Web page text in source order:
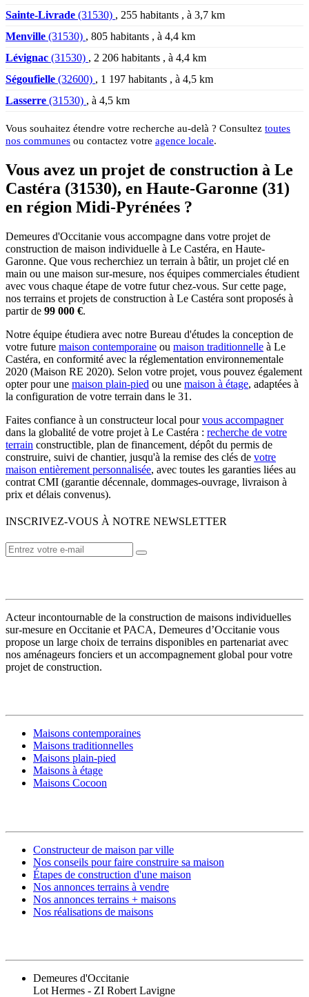
Sainte-Livrade (31530) , 255 habitants , à 3,7 km
Menville (31530) , 805 habitants , à 4,4 km
Lévignac (31530) , 2 206 habitants , à 4,4 km
Ségoufielle (32600) , 1 197 habitants , à 4,5 km
Lasserre (31530) , à 4,5 km
Vous souhaitez étendre votre recherche au-delà ? Consultez toutes
nos communes ou contactez votre agence locale.
Vous avez un projet de construction à Le
Castéra (31530), en Haute-Garonne (31)
en région Midi-Pyrénées ?
Demeures d'Occitanie vous accompagne dans votre projet de
construction de maison individuelle à Le Castéra, en Haute-
Garonne. Que vous recherchiez un terrain à bâtir, un projet clé en
main ou une maison sur-mesure, nos équipes commerciales étudient
avec vous chaque étape de votre futur chez-vous. Sur cette page,
nos terrains et projets de construction à Le Castéra sont proposés à
partir de 99 000 €.
Notre équipe étudiera avec notre Bureau d'études la conception de
votre future maison contemporaine ou maison traditionnelle à Le
Castéra, en conformité avec la réglementation environnementale
2020 (Maison RE 2020). Selon votre projet, vous pouvez également
opter pour une maison plain-pied ou une maison à étage, adaptées à
la configuration de votre terrain dans le 31.
Faites confiance à un constructeur local pourvous accompagner
dans la globalité de votre projet à Le Castéra : recherche de votre
terrain constructible, plan de financement, dépôt du permis de
construire, suivi de chantier, jusqu'à la remise des clés de votre
maison entièrement personnalisée, avec toutes les garanties liées au
contrat CMI (garantie décennale, dommages-ouvrage, livraison à
prix et délais convenus).
INSCRIVEZ-VOUS À NOTRE NEWSLETTER
Acteur incontournable de la construction de maisons individuelles
sur-mesure en Occitanie et PACA, Demeures d’Occitanie vous
propose un large choix de terrains disponibles en partenariat avec
nos aménageurs fonciers et un accompagnement global pour votre
projet de construction.
Maisons contemporaines
Maisons traditionnelles
Maisons plain-pied
Maisons à étage
Maisons Cocoon
Constructeur de maison par ville
Nos conseils pour faire construire sa maison
Étapes de construction d'une maison
Nos annonces terrains à vendre
Nos annonces terrains + maisons
Nos réalisations de maisons
Demeures d'Occitanie
Lot Hermes - ZI Robert Lavigne